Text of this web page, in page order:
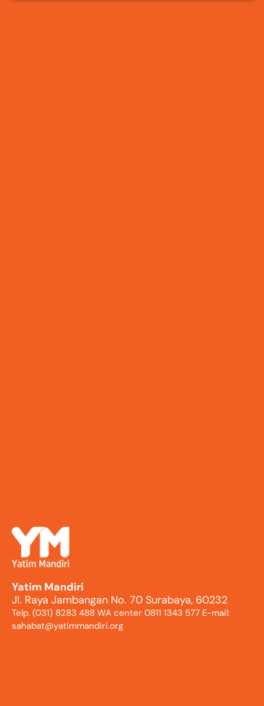
Yatim Mandiri
Jl. Raya Jambangan No. 70 Surabaya, 60232
Telp. (031) 8283 488 WA center 0811 1343 577 E-mail:
sahabat@yatimmandiri.org